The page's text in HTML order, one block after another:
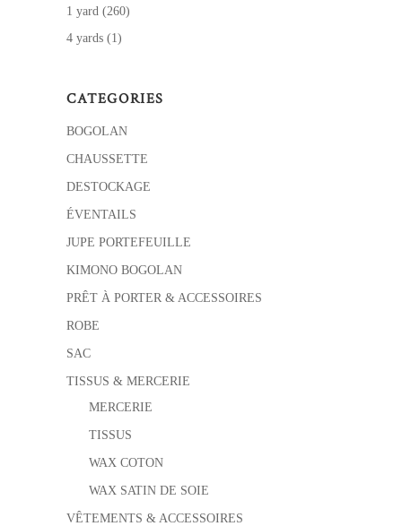
1 yard (260)
4 yards (1)
CATEGORIES
BOGOLAN
CHAUSSETTE
DESTOCKAGE
ÉVENTAILS
JUPE PORTEFEUILLE
KIMONO BOGOLAN
PRÊT À PORTER & ACCESSOIRES
ROBE
SAC
TISSUS & MERCERIE
MERCERIE
TISSUS
WAX COTON
WAX SATIN DE SOIE
VÊTEMENTS & ACCESSOIRES